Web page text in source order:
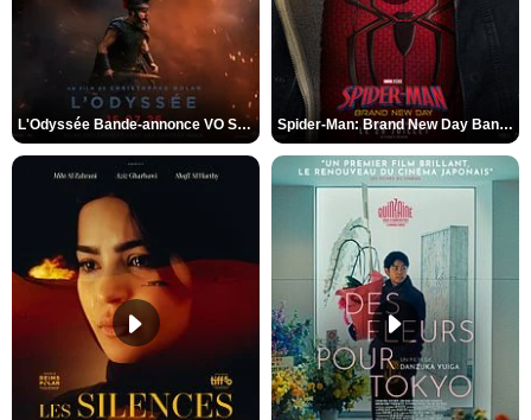
L'Odyssée Bande-annonce VO STFR Spider-Man: Brand New Day Bande-annonce VO STFR